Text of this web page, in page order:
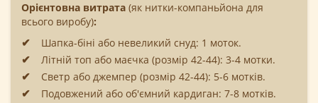
Орієнтовна витрата (як нитки-компаньйона для
всього виробу):
Шапка-біні або невеликий снуд: 1 моток.
Літній топ або маєчка (розмір 42-44): 3-4 мотки.
Светр або джемпер (розмір 42-44): 5-6 мотків.
Подовжений або об'ємний кардиган: 7-8 мотків.